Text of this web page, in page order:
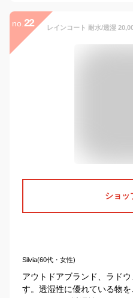
no. 22
ショッ
Silvia(60代・女性)
アウトドアブランド、ラド
す。透湿性に優れている物